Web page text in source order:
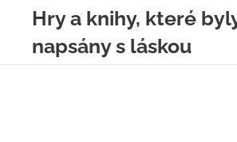
Hry a knihy, které
napsány s láskou